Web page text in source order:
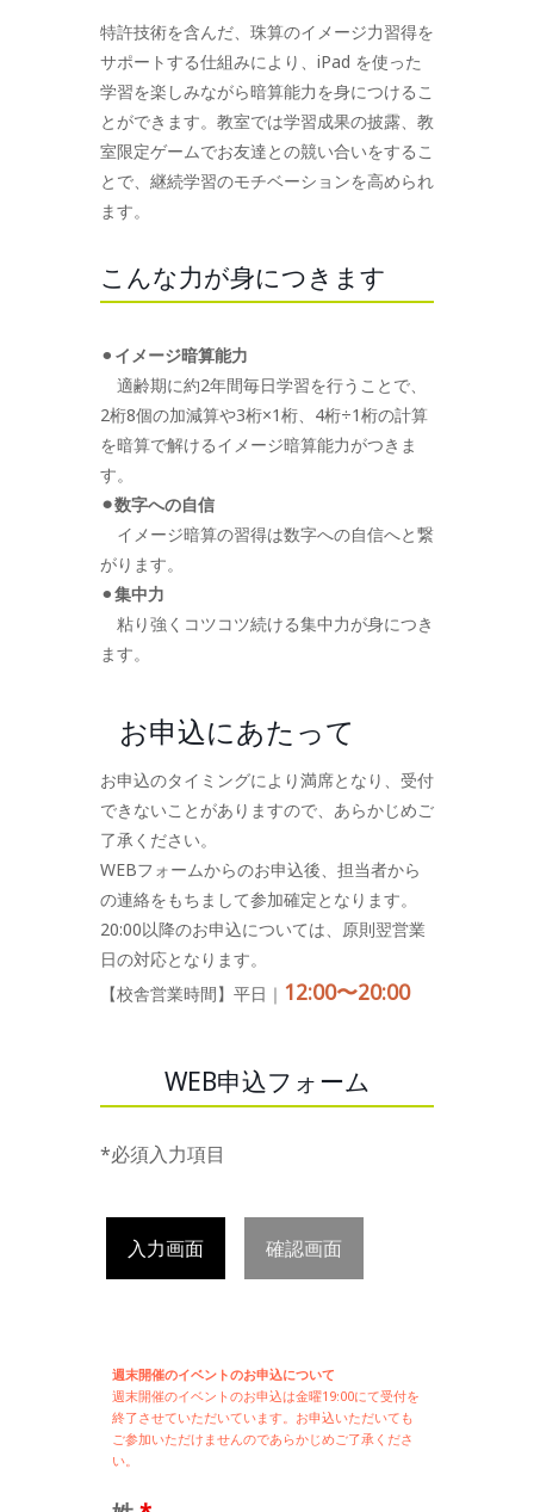
特許技術を含んだ、珠算のイメージ力習得を
サポートする仕組みにより、iPad を使った
学習を楽しみながら暗算能力を身につけるこ
とができます。教室では学習成果の披露、教
室限定ゲームでお友達との競い合いをするこ
とで、継続学習のモチベーションを高められ
ます。
こんな力が身につきます
⚫︎ イメージ暗算能力
適齢期に約2年間毎日学習を行うことで、
2桁8個の加減算や3桁×1桁、4桁÷1桁の計算
を暗算で解けるイメージ暗算能力がつきま
す。
⚫︎数字への自信
イメージ暗算の習得は数字への自信へと繋
がります。
⚫︎集中力
粘り強くコツコツ続ける集中力が身につき
ます。
お申込にあたって
お申込のタイミングにより満席となり、受付
できないことがありますので、あらかじめご
了承ください。
WEBフォームからのお申込後、担当者から
の連絡をもちまして参加確定となります。
20:00以降のお申込については、原則翌営業
日の対応となります。
【校舎営業時間】平日｜ 12:00〜20:00
WEB申込フォーム
*必須入力項目
入力画面 確認画面
週末開催のイベントのお申込について
週末開催のイベントのお申込は金曜19:00にて受付を
終了させていただいています。お申込いただいても
ご参加いただけませんのであらかじめご了承くださ
い。